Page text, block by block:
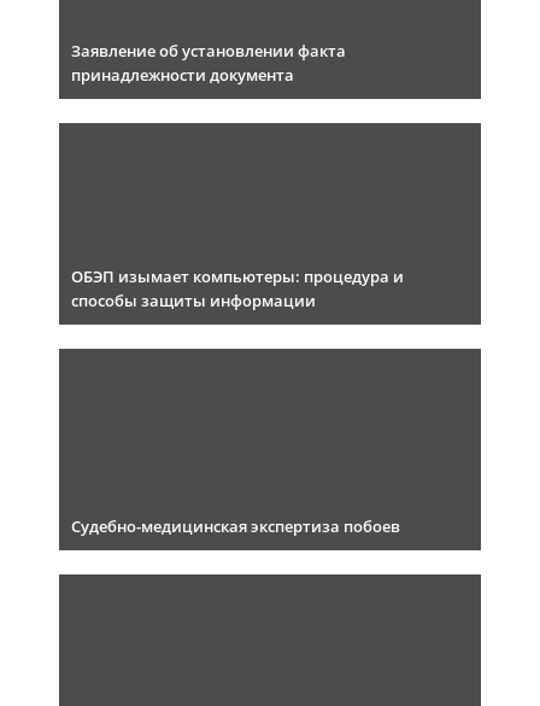
Заявление об установлении факта
принадлежности документа
ОБЭП изымает компьютеры: процедура и
способы защиты информации
Судебно-медицинская экспертиза побоев